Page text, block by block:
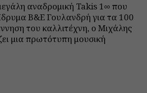
αναδρομική Takis 1∞ που
Β&Ε Γουλανδρή για τα 100
του καλλιτέχνη, ο Μιχάλης
μια πρωτότυπη μουσική